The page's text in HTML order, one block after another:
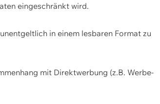
eingeschränkt wird.
in einem lesbaren Format zu
mit Direktwerbung (z.B. Werbe-